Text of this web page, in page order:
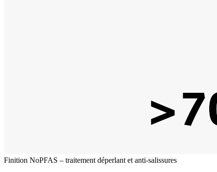
Finition NoPFAS – traitement déperlant et anti-salissures